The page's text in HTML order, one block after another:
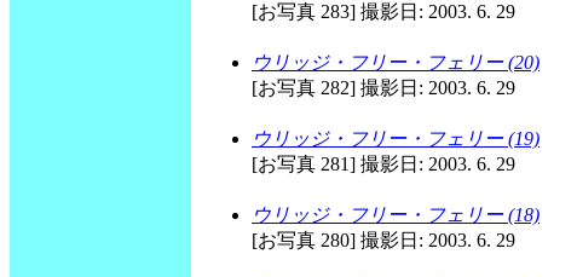
[お写真 283] 撮影日: 2003. 6. 29
ウリッジ・フリー・フェリー (20)
[お写真 282] 撮影日: 2003. 6. 29
ウリッジ・フリー・フェリー (19)
[お写真 281] 撮影日: 2003. 6. 29
ウリッジ・フリー・フェリー (18)
[お写真 280] 撮影日: 2003. 6. 29